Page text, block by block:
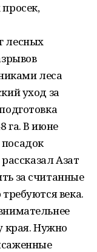
лесных
леса
уход за
га. В июне
Азат
за считанные
века.
края. Нужно